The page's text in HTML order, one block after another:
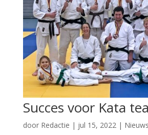
Succes voor Kata
door Redactie | jul 15, 2022 | Nieuws